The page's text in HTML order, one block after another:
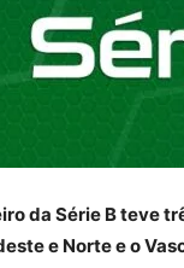
da Série B teve
e Norte e o